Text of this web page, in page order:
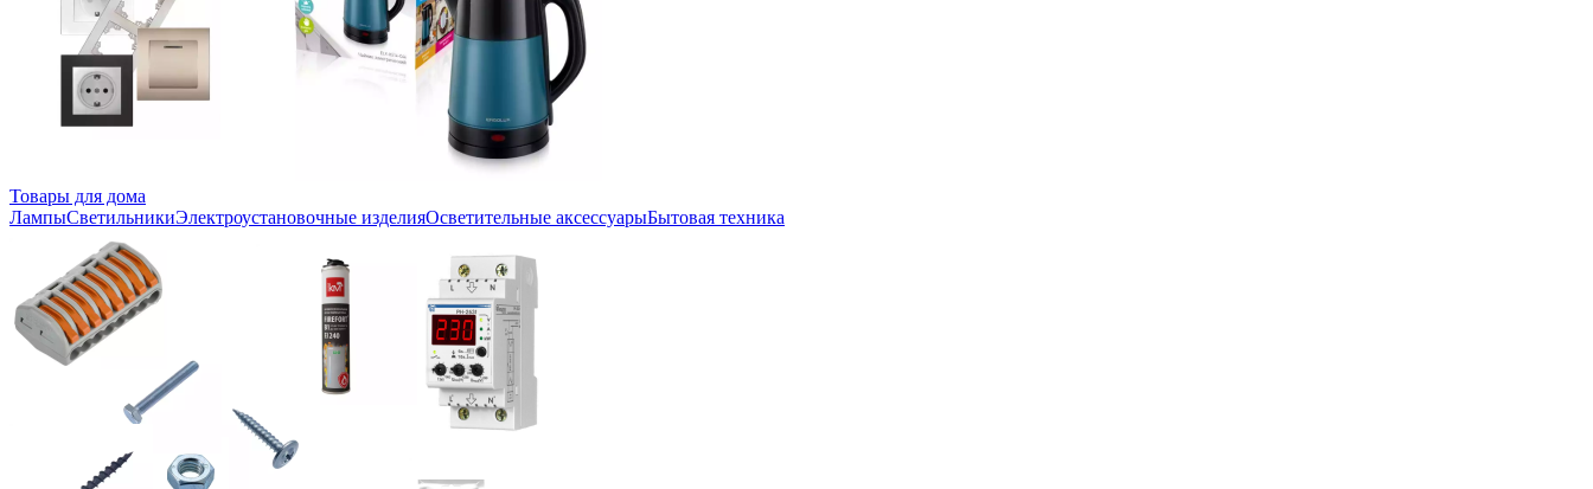
Товары для дома
ЛампыСветильникиЭлектроустановочные изделияОсветительные аксессуарыБытовая техника